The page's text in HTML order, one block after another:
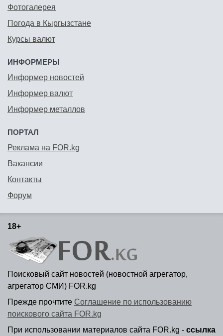
Фотогалерея
Погода в Кыргызстане
Курсы валют
ИНФОРМЕРЫ
Информер новостей
Информер валют
Информер металлов
ПОРТАЛ
Реклама на FOR.kg
Вакансии
Контакты
Форум
18+
Поисковый сайт новостей (новостной агрегатор,
агрегатор СМИ) FOR.kg
Прежде прочтите Соглашение по использованию
поискового сайта FOR.kg
При использовании материалов сайта FOR.kg - ссылка